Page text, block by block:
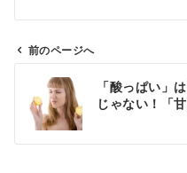
ビ
前のページへ
「酸っぱい」
じゃない！「